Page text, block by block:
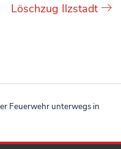
Löschzug Ilzstadt
Feuerwehr unterwegs in